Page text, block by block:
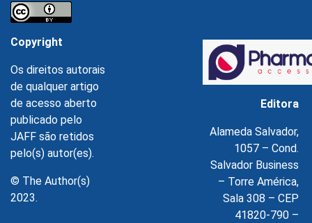
Copyright
Os direitos autorais
de qualquer artigo
de acesso aberto
publicado pelo
JAFF são retidos
pelo(s) autor(es).
© The Author(s)
2023.
Editora
Alameda Salvador,
1057 – Cond.
Salvador Business
– Torre América,
Sala 308 – CEP
41820-790 –